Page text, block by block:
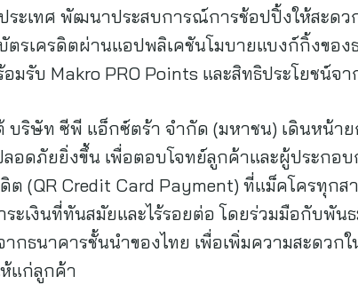
ระเทศ พัฒนาประสบการณ์การช้อปปิ้งให้สะดว
รเครดิตผ่านแอปพลิเคชันโมบายแบงก์กิ้งขอ
มรับ Makro PRO Points และสิทธิประโยชน์จ
บริษัท ซีพี แอ็กซ์ตร้า จำกัด (มหาชน) เดินหน้า
ลอดภัยยิ่งขึ้น เพื่อตอบโจทย์ลูกค้าและผู้ประกอ
ต (QR Credit Card Payment) ที่แม็คโครทุก
เงินที่ทันสมัยและไร้รอยต่อ โดยร่วมมือกับพัน
กธนาคารชั้นนำของไทย เพื่อเพิ่มความสะดวก
แก่ลูกค้า